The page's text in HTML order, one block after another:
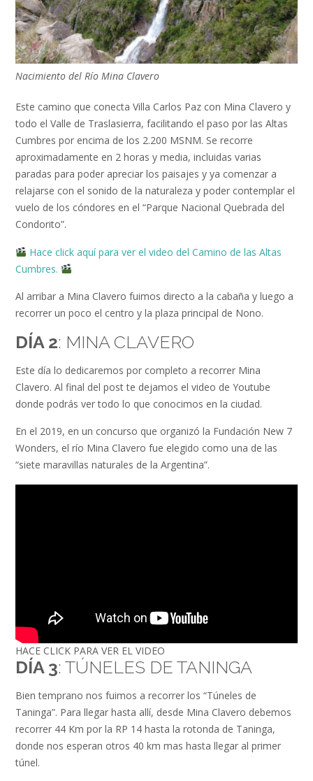
Nacimiento del Río Mina Clavero
Este camino que conecta Villa Carlos Paz con Mina Clavero y
todo el Valle de Traslasierra, facilitando el paso por las Altas
Cumbres por encima de los 2.200 MSNM. Se recorre
aproximadamente en 2 horas y media, incluidas varias
paradas para poder apreciar los paisajes y ya comenzar a
relajarse con el sonido de la naturaleza y poder contemplar el
vuelo de los cóndores en el “Parque Nacional Quebrada del
Condorito”.
Hace click aquí para ver el video del Camino de las Altas
Cumbres.
Al arribar a Mina Clavero fuimos directo a la cabaña y luego a
recorrer un poco el centro y la plaza principal de Nono.
DÍA 2: MINA CLAVERO
Este día lo dedicaremos por completo a recorrer Mina
Clavero. Al final del post te dejamos el video de Youtube
donde podrás ver todo lo que conocimos en la ciudad.
En el 2019, en un concurso que organizó la Fundación New 7
Wonders, el río Mina Clavero fue elegido como una de las
“siete maravillas naturales de la Argentina”.
HACE CLICK PARA VER EL VIDEO
DÍA 3: TÚNELES DE TANINGA
Bien temprano nos fuimos a recorrer los “Túneles de
Taninga”. Para llegar hasta allí, desde Mina Clavero debemos
recorrer 44 Km por la RP 14 hasta la rotonda de Taninga,
donde nos esperan otros 40 km mas hasta llegar al primer
túnel.